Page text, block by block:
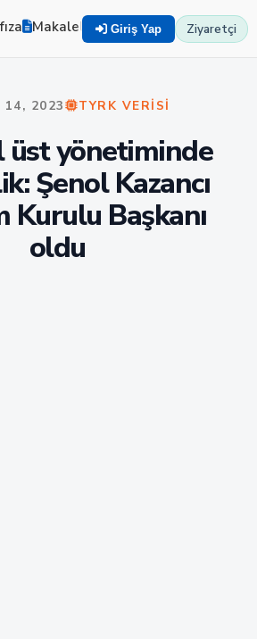
Makaleler Zekayı Eğit TYRK
Giriş Yap Ziyaretçi
14, 2023 TYRK VERISI
üst yönetiminde
Şenol Kazancı
Kurulu Başkanı
oldu